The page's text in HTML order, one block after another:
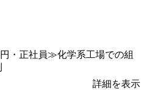
・正社員≫化学系工場での組
詳細を表示